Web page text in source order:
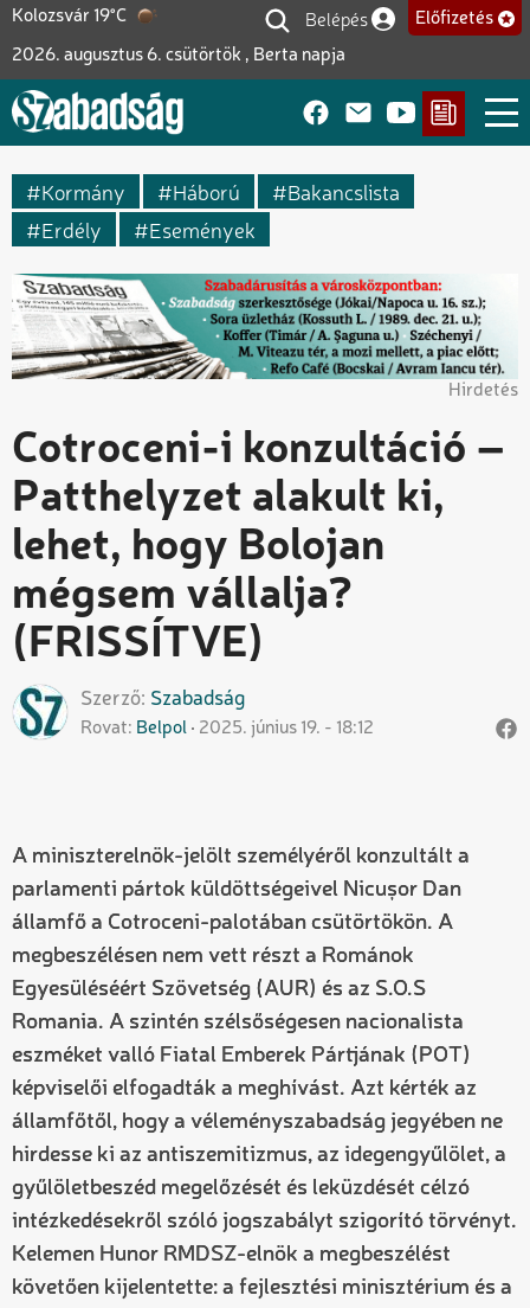
Ugrás
tartalomra
Kolozsvár 19°C
2026. augusztus 6. csütörtök , Berta napja
Felhasználói fiók
Belépés Előfizetés
Kormány Háború
Bakancslista
Erdély
Események
Hirdetés
Cotroceni-i konzultáció –
Patthelyzet alakult ki,
lehet, hogy Bolojan
mégsem vállalja?
(FRISSÍTVE)
Szerző Szabadság
Rovat Belpol 2025. június 19. - 18:12
A miniszterelnök-jelölt személyéről konzultált a
parlamenti pártok küldöttségeivel Nicușor Dan
államfő a Cotroceni-palotában csütörtökön. A
megbeszélésen nem vett részt a Románok
Egyesüléséért Szövetség (AUR) és az S.O.S
Romania. A szintén szélsőségesen nacionalista
eszméket valló Fiatal Emberek Pártjának (POT)
képviselői elfogadták a meghívást. Azt kérték az
államfőtől, hogy a véleményszabadság jegyében ne
hirdesse ki az antiszemitizmus, az idegengyűlölet, a
gyűlöletbeszéd megelőzését és leküzdését célzó
intézkedésekről szóló jogszabályt szigorító törvényt.
Kelemen Hunor RMDSZ-elnök a megbeszélést
követően kijelentette: a fejlesztési minisztérium és a